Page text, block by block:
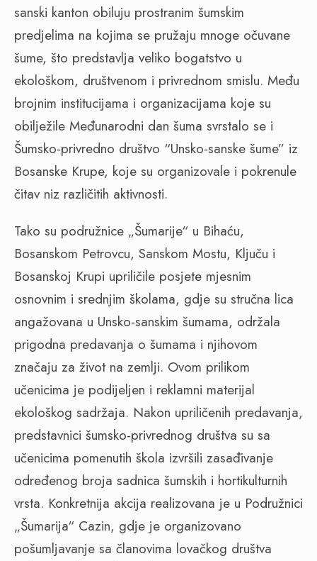
sanski kanton obiluju prostranim šumskim
predjelima na kojima se pružaju mnoge očuvane
šume, što predstavlja veliko bogatstvo u
ekološkom, društvenom i privrednom smislu. Među
brojnim institucijama i organizacijama koje su
obilježile Međunarodni dan šuma svrstalo se i
Šumsko-privredno društvo “Unsko-sanske šume” iz
Bosanske Krupe, koje su organizovale i pokrenule
čitav niz različitih aktivnosti.
Tako su podružnice „Šumarije“ u Bihaću,
Bosanskom Petrovcu, Sanskom Mostu, Ključu i
Bosanskoj Krupi upriličile posjete mjesnim
osnovnim i srednjim školama, gdje su stručna lica
angažovana u Unsko-sanskim šumama, održala
prigodna predavanja o šumama i njihovom
značaju za život na zemlji. Ovom prilikom
učenicima je podijeljen i reklamni materijal
ekološkog sadržaja. Nakon upriličenih predavanja,
predstavnici šumsko-privrednog društva su sa
učenicima pomenutih škola izvršili zasađivanje
određenog broja sadnica šumskih i hortikulturnih
vrsta. Konkretnija akcija realizovana je u Podružnici
„Šumarija“ Cazin, gdje je organizovano
pošumljavanje sa članovima lovačkog društva